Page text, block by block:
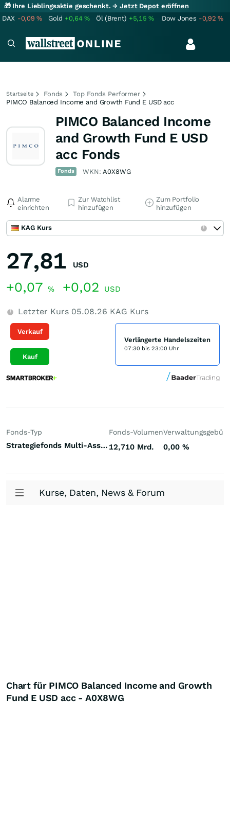
🎁 Ihre Lieblingsaktie geschenkt.→ Jetzt Depot eröffnen
DAX -0,09% Gold +0,64% Öl (Brent) +5,15% Dow Jones -0,92%
Startseite Fonds
Top Fonds Performer
PIMCO Balanced Income and Growth Fund E USD acc
PIMCO Balanced Income
and Growth Fund E USD
acc Fonds
Fonds WKN:A0X8WG
Alarme
einrichten
Zur Watchlist
hinzufügen
Zum Portfolio
hinzufügen
KAG Kurs
27,81 USD
+0,07 % +0,02 USD
Letzter Kurs 05.08.26 KAG Kurs
Verkauf
Kauf
Verlängerte Handelszeiten
07:30 bis 23:00 Uhr
Fonds-Typ
Strategiefonds Multi-Asset-Strategie Makro dynamisch Welt
Fonds-Volumen
12,710 Mrd. 0,00 %
Kurse, Daten, News & Forum
Chart für PIMCO Balanced Income and Growth
Fund E USD acc - A0X8WG